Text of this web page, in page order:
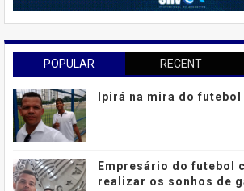
POPULAR RECENT
Ipirá na mira do
Empresário do futebol
realizar os sonhos de